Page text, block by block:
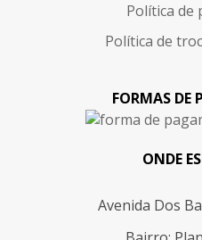
Política de
Política de
FORMAS DE
ONDE
Avenida Dos